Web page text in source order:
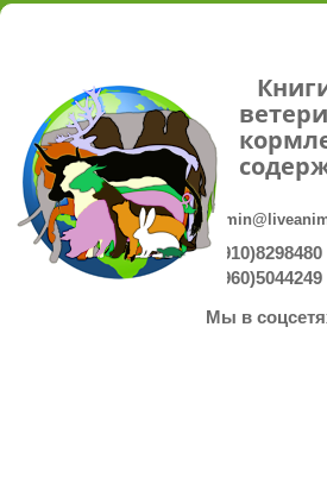
8(910)8298480
8(960)5044249
Мы в